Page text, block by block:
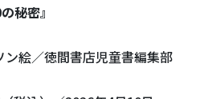
秘密』
ン絵／徳間書店児童書編集部